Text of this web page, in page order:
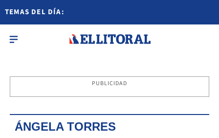
TEMAS DEL DÍA:
PUBLICIDAD
ÁNGELA TORRES